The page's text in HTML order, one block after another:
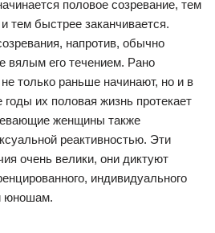
половое созревание, тем
тем быстрее заканчивается.
напротив, обычно
вялым его течением. Рано
только раньше начинают, но и в
их половая жизнь протекает
женщины также
реактивностью. Эти
очень велики, они диктуют
индивидуального
юношам.